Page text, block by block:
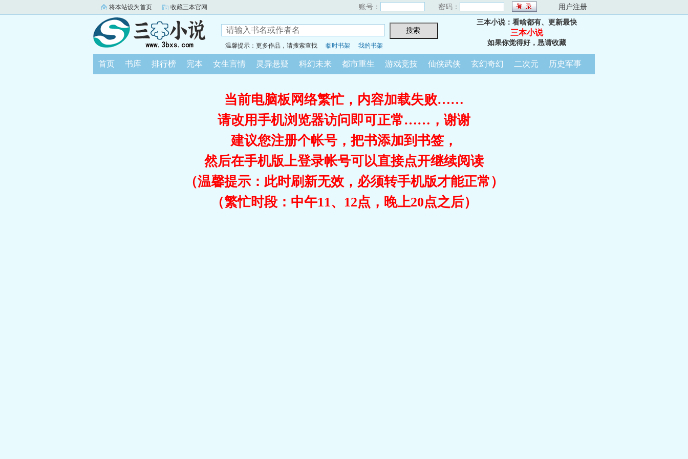
将本站设为首页 收藏三本官网 账号： 密码： 用户注册
温馨提示：更多作品，请搜索查找 临时书架 我的书架
三本小说：看啥都有、更新最快
三本小说
如果你觉得好，恳请收藏
首页 书库 排行榜 完本 女生言情 灵异悬疑 科幻未来 都市重生 游戏竞技 仙侠武侠 玄幻奇幻 二次元 历史军事
当前电脑板网络繁忙，内容加载失败……
请改用手机浏览器访问即可正常……，谢谢
建议您注册个帐号，把书添加到书签，
然后在手机版上登录帐号可以直接点开继续阅读
（温馨提示：此时刷新无效，必须转手机版才能正常）
（繁忙时段：中午11、12点，晚上20点之后）